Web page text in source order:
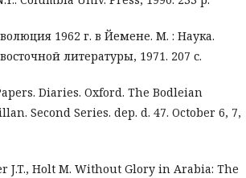
1962 г. в Йемене. М. : Наука.
литературы, 1971. 207 с.
Diaries. Oxford. The Bodleian
Second Series. dep. d. 47. October 6, 7,
J.T., Holt M. Without Glory in Arabia: The